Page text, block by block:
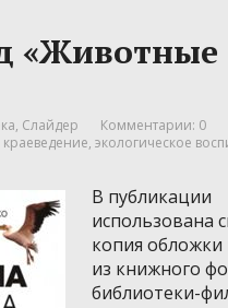
«Животные
, Слайдер Комментарии: 0
краеведение,экологическое
В публикации
использована
копия обложки
из книжного
библиотеки-